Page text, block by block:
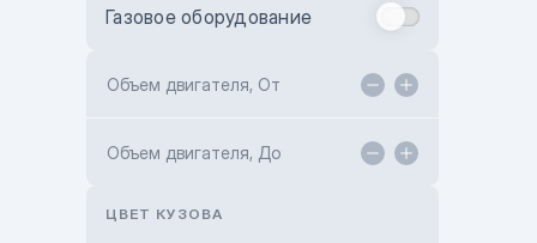
Toyota Kokshetau
Hyundai ShymCity
Газовое оборудование
Объем двигателя, От
Объем двигателя, До
ЦВЕТ КУЗОВА